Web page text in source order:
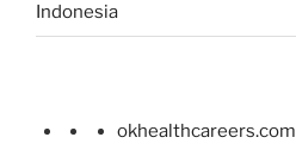
Indonesia
okhealthcareers.com